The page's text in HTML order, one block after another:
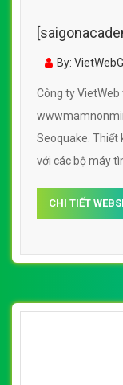
trường mầm
By:
Công ty
Seoquake.
với các bộ máy
website web
CHI TIẾT